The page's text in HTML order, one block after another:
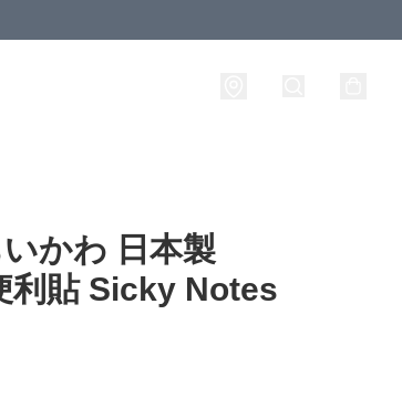
かわ 日本製
利貼 Sicky Notes